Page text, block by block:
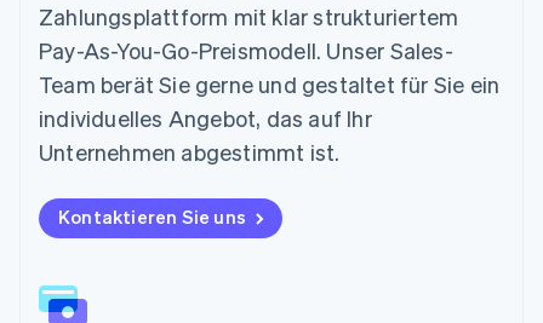
Zahlungsplattform mit klar strukturiertem
Pay-As-You-Go-Preismodell. Unser Sales-
Team berät Sie gerne und gestaltet für Sie ein
individuelles Angebot, das auf Ihr
Unternehmen abgestimmt ist.
Kontaktieren Sie uns
NederlandsEnglish
Norwegen
English
Österreich
Deutsch English
Polen
Portugal
PortuguêsEnglish
Rumänien
Schweden
Svenska